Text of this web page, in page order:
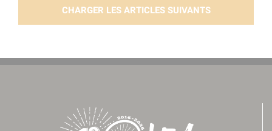
CHARGER LES ARTICLES SUIVANTS